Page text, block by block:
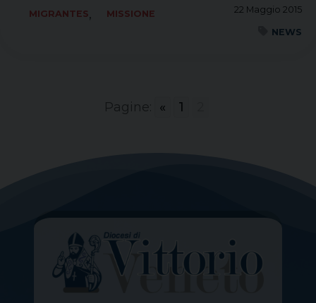
22 Maggio 2015
MIGRANTES,
MISSIONE
NEWS
Pagine: « 1